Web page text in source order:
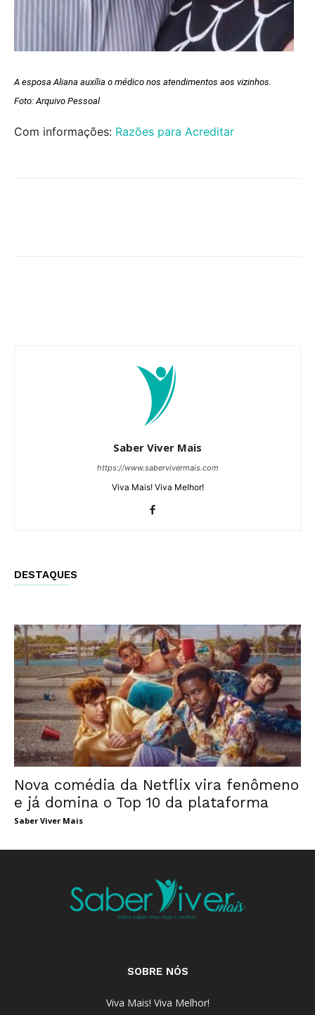
A esposa Aliana auxília o médico nos atendimentos aos vizinhos.
Foto: Arquivo Pessoal
Com informações: Razões para Acreditar
Saber Viver Mais
https://www.sabervivermais.com
Viva Mais! Viva Melhor!
DESTAQUES
Nova comédia da Netflix vira fenômeno
e já domina o Top 10 da plataforma
Saber Viver Mais
SOBRE NÓS
Viva Mais! Viva Melhor!